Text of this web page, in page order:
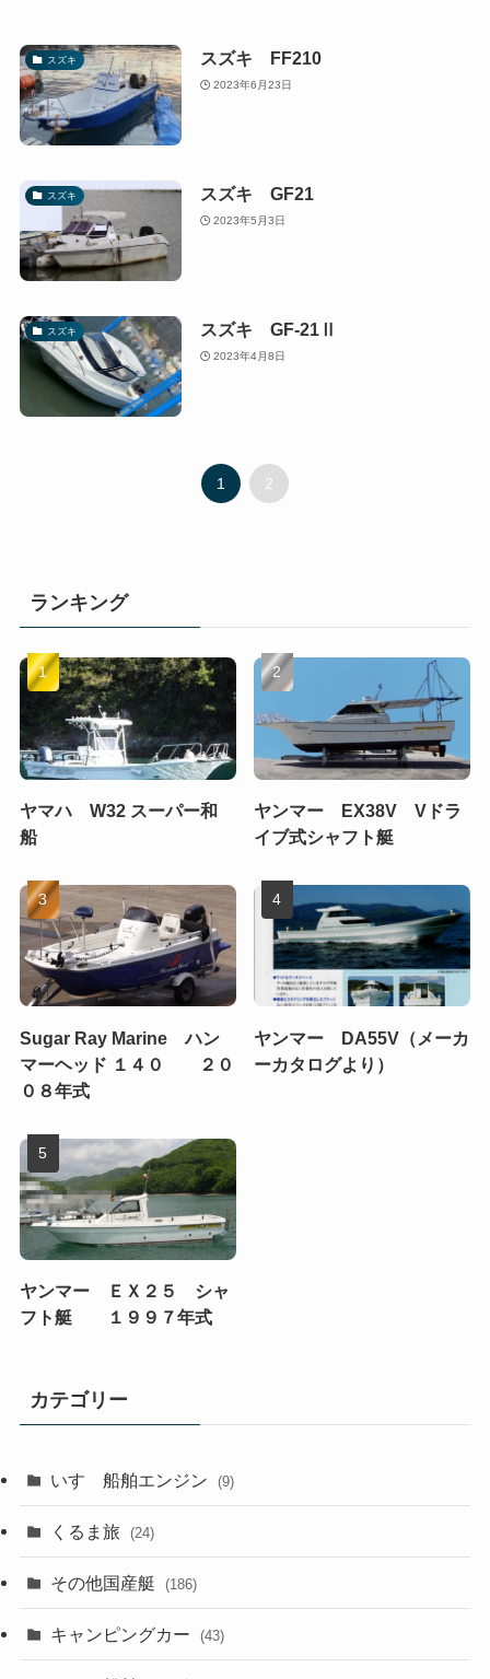
スズキ スズキ FF210
2023年6月23日
スズキ スズキ GF21
2023年5月3日
スズキ スズキ GF-21Ⅱ
2023年4月8日
1 2
ランキング
ヤマハ W32 スーパー和
船
ヤンマー EX38V Vドラ
イブ式シャフト艇
Sugar Ray Marine ハン
マーヘッド １４０ ２０
０８年式
ヤンマー DA55V（メーカ
ーカタログより）
ヤンマー ＥＸ２５ シャ
フト艇 １９９７年式
カテゴリー
いすゞ船舶エンジン (9)
くるま旅 (24)
その他国産艇 (186)
キャンピングカー (43)